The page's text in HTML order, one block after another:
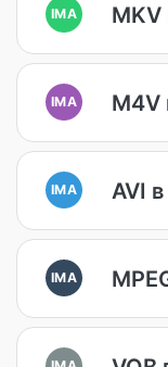
IMA MKV
IMA M4V
IMA AVI
IMA